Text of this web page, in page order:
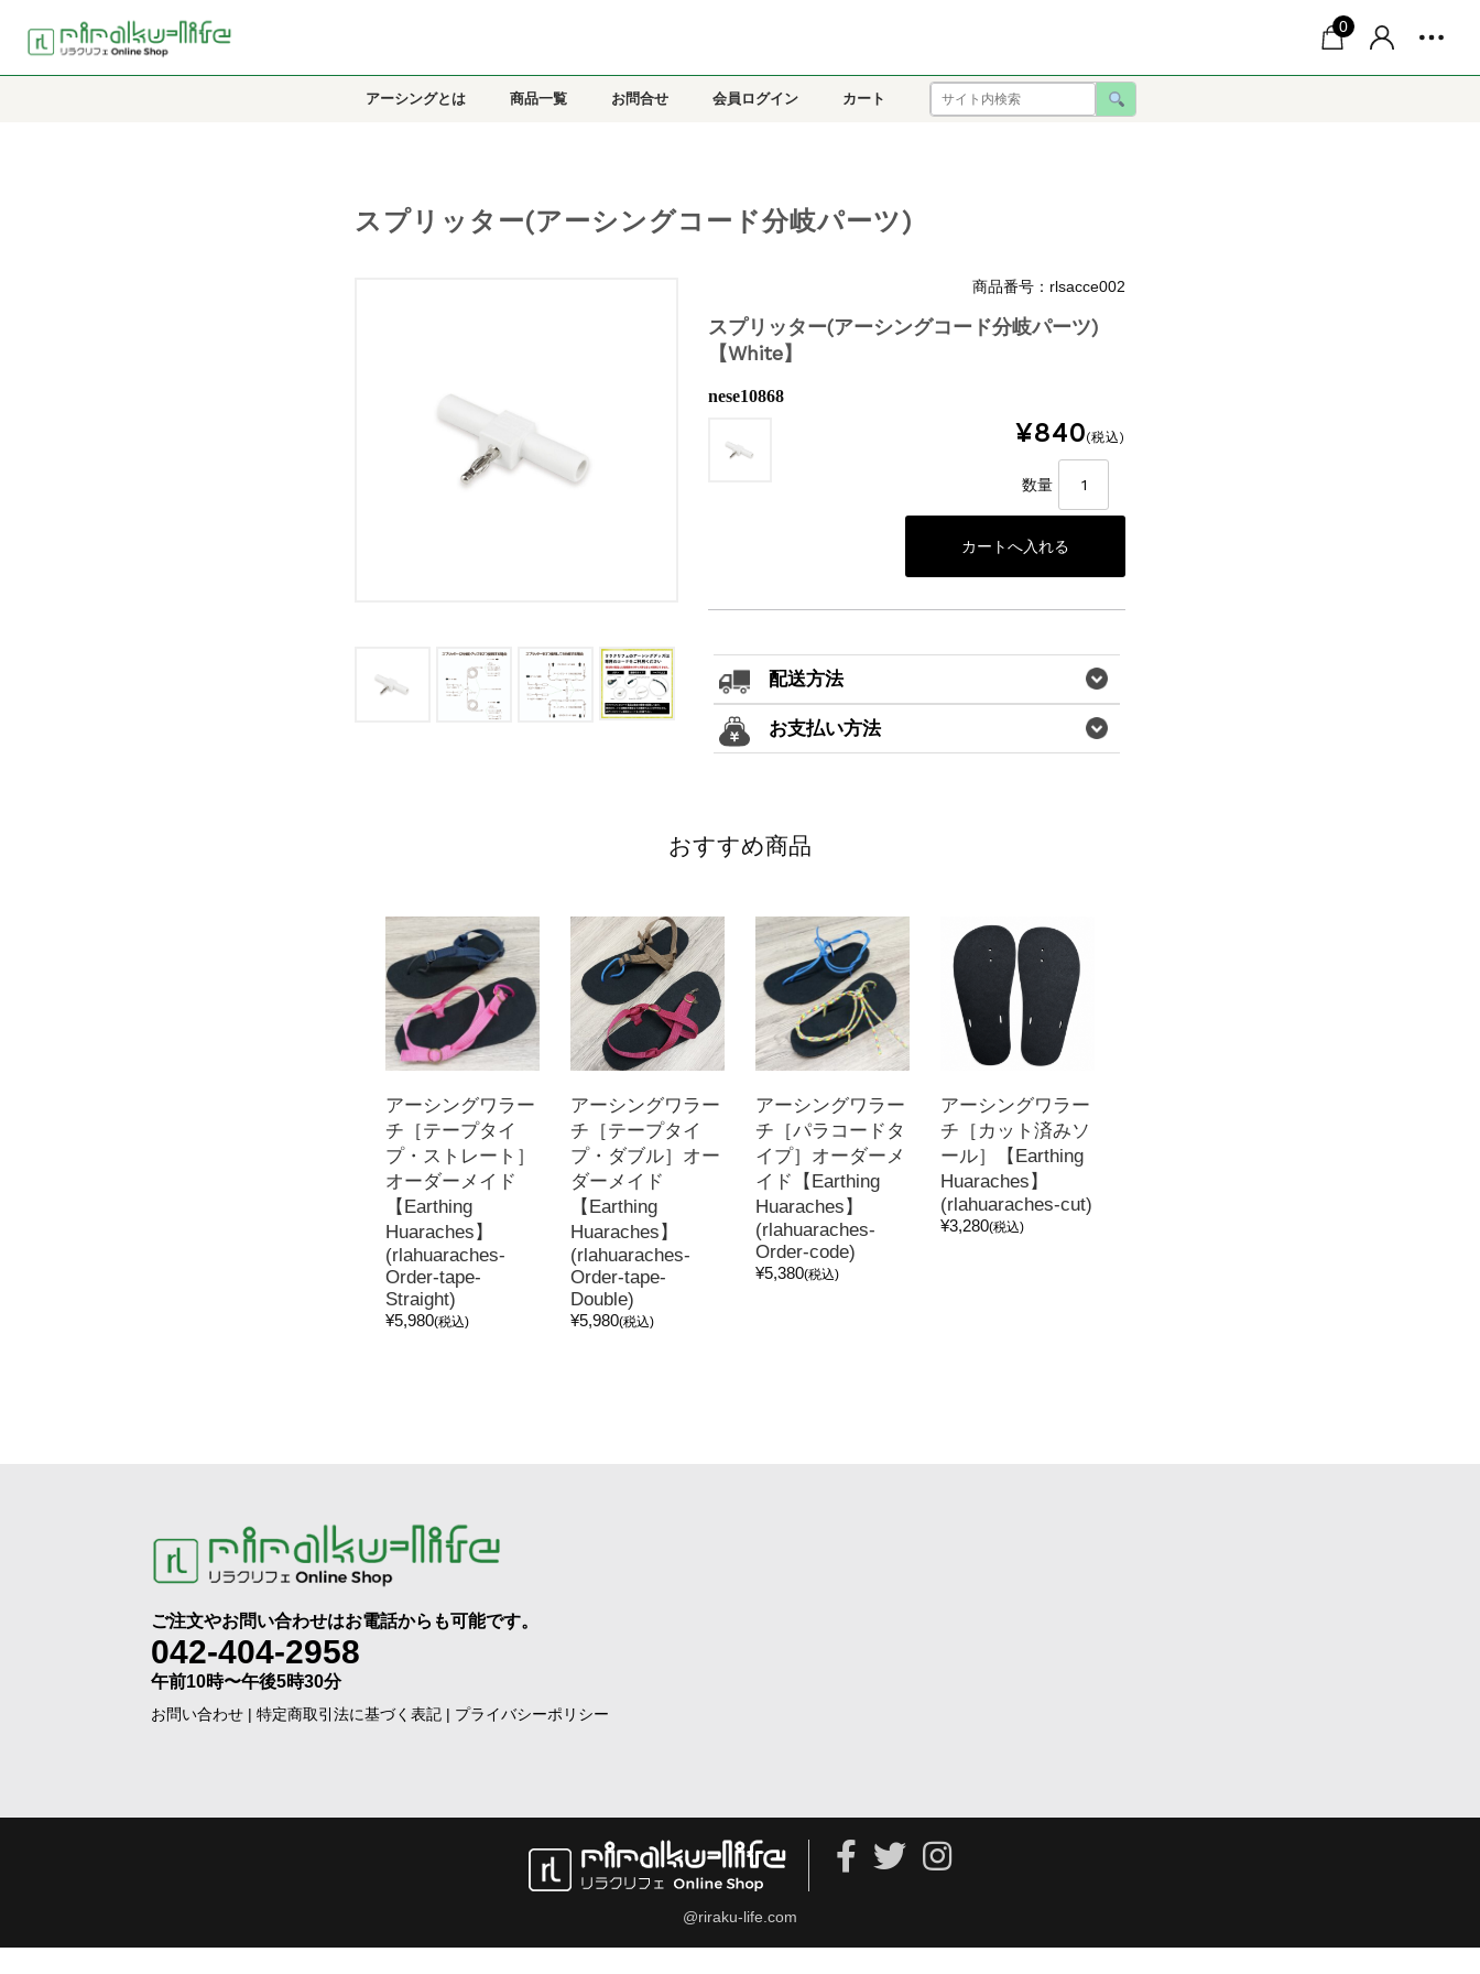
0
アーシングとは 商品一覧 お問合せ 会員ログイン カート
スプリッター(アーシングコード分岐パーツ)
商品番号：rlsacce002
スプリッター(アーシングコード分岐パーツ)
【White】
nese10868
¥840(税込)
数量
配送方法
お支払い方法
おすすめ商品
アーシングワラー
チ［テープタイ
プ・ストレート］
オーダーメイド
【Earthing
Huaraches】
(rlahuaraches-
Order-tape-
Straight)
¥5,980(税込)
アーシングワラー
チ［テープタイ
プ・ダブル］オー
ダーメイド
【Earthing
Huaraches】
(rlahuaraches-
Order-tape-
Double)
¥5,980(税込)
アーシングワラー
チ［パラコードタ
イプ］オーダーメ
イド【Earthing
Huaraches】
(rlahuaraches-
Order-code)
¥5,380(税込)
アーシングワラー
チ［カット済みソ
ール］【Earthing
Huaraches】
(rlahuaraches-cut)
¥3,280(税込)
ご注文やお問い合わせはお電話からも可能です。
042-404-2958
午前10時〜午後5時30分
お問い合わせ | 特定商取引法に基づく表記 | プライバシーポリシー
@riraku-life.com